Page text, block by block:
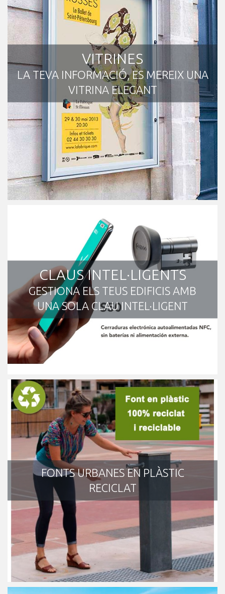
VITRINES
LA TEVA INFORMACIÓ, ES MEREIX UNA
VITRINA ELEGANT
CLAUS INTEL·LIGENTS
GESTIONA ELS TEUS EDIFICIS AMB
UNA SOLA CLAU INTEL·LIGENT
FONTS URBANES EN PLÀSTIC
RECICLAT